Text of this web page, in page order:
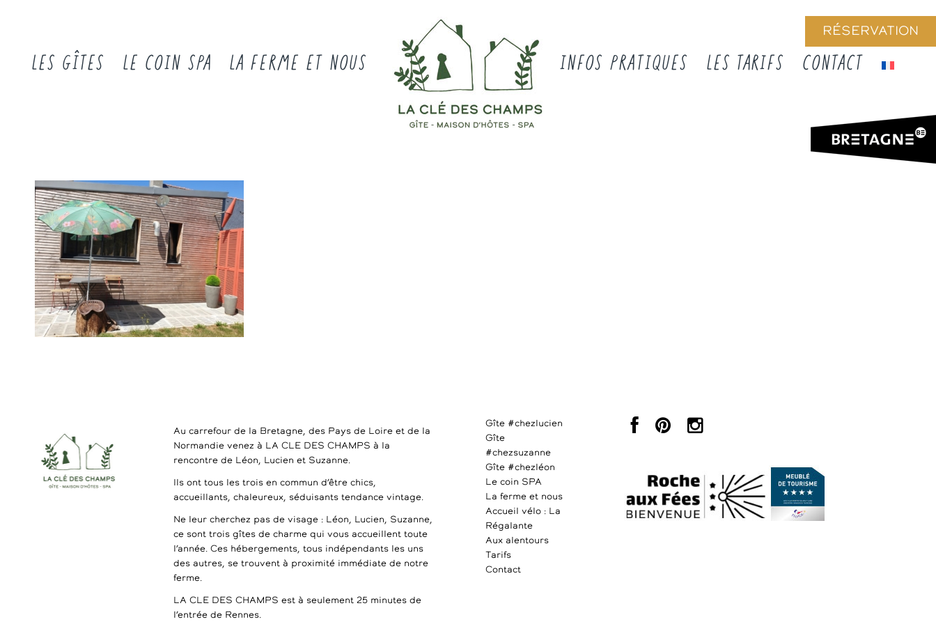
RÉSERVATION
LES GÎTES LE COIN SPA LA FERME ET NOUS INFOS PRATIQUES LES TARIFS CONTACT
Au carrefour de la Bretagne, des Pays de Loire et de la
Normandie venez à LA CLE DES CHAMPS à la
rencontre de Léon, Lucien et Suzanne.
Ils ont tous les trois en commun d’être chics,
accueillants, chaleureux, séduisants tendance vintage.
Ne leur cherchez pas de visage : Léon, Lucien, Suzanne,
ce sont trois gîtes de charme qui vous accueillent toute
l’année. Ces hébergements, tous indépendants les uns
des autres, se trouvent à proximité immédiate de notre
ferme.
LA CLE DES CHAMPS est à seulement 25 minutes de
l’entrée de Rennes.
Gîte #chezlucien
Gîte
#chezsuzanne
Gîte #chezléon
Le coin SPA
La ferme et nous
Accueil vélo : La
Régalante
Aux alentours
Tarifs
Contact